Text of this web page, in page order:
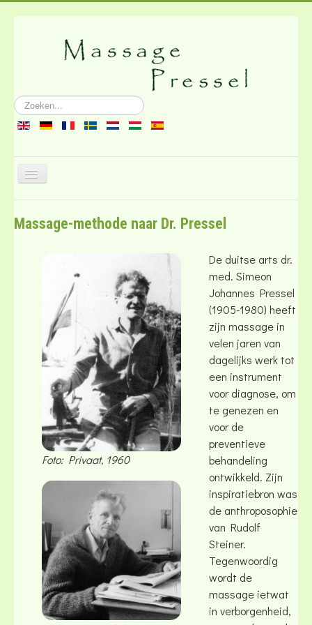
Zoeken...
Schakelen
Literatuur
Massage-methode naar Dr. Pressel
Foto: Privaat, 1960
De duitse arts dr.
med. Simeon
Johannes Pressel
(1905-1980) heeft
zijn massage in
velen jaren van
dagelijks werk tot
een instrument
voor diagnose, om
te genezen en
voor de
preventieve
behandeling
ontwikkeld. Zijn
inspiratiebron was
de anthroposophie
van Rudolf
Steiner.
Tegenwoordig
wordt de
massage ietwat
in verborgenheid,